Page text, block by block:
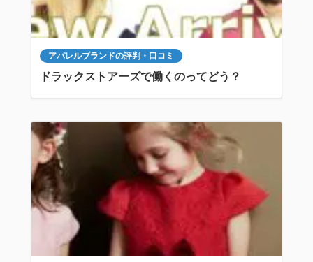
アパレルブランドの評判・口コミ
ドラックストアーズで働くのってどう？